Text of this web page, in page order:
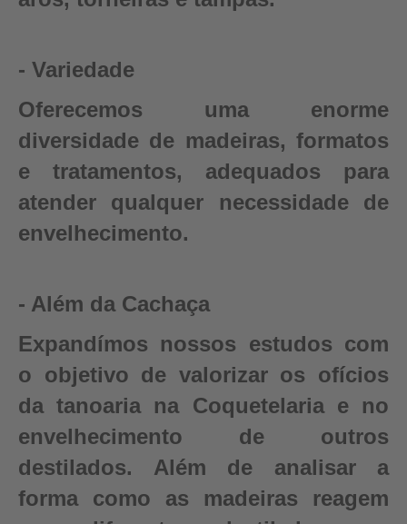
- Variedade
Oferecemos uma enorme
diversidade de madeiras, formatos
e tratamentos, adequados para
atender qualquer necessidade de
envelhecimento.
- Além da Cachaça
Expandímos nossos estudos com
o objetivo de valorizar os ofícios
da tanoaria na Coquetelaria e no
envelhecimento de outros
destilados. Além de analisar a
forma como as madeiras reagem